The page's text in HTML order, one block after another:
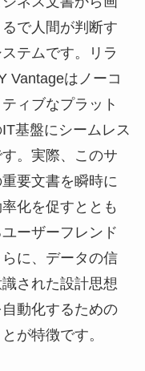
で人間が判断す
テムです。リラ
Vantageはノーコ
ィブなプラット
基盤にシームレス
。実際、このサ
要文書を瞬時に
化を促すととも
ーザーフレンド
に、データの信
された設計思想
動化するための
が特徴です。